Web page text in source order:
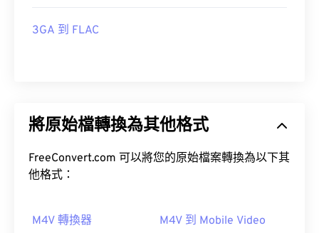
3GA 到 FLAC
將原始檔轉換為其他格式
FreeConvert.com 可以將您的原始檔案轉換為以下其
他格式：
M4V 轉換器 M4V 到 Mobile Video